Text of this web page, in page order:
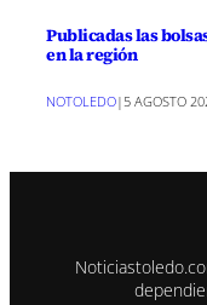
Publicadas las
en la región
NOTOLEDO|5 AGOSTO